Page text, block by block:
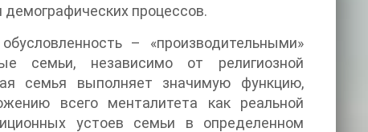
демографических процессов.
– «производительными»
семьи, независимо от религиозной
семья выполняет значимую функцию,
всего менталитета как реальной
устоев семьи в определенном